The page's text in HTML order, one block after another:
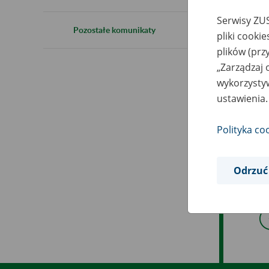
Pozostałe komunikaty
W
Serwisy
pliki
plików
„Zarządzaj
Polityka